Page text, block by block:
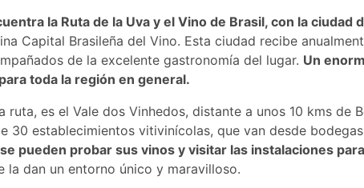
la Ruta de la Uva y el Vino de Brasil, con la ciudad
Capital Brasileña del Vino. Esta ciudad recibe
de la excelente gastronomía del lugar. Un
toda la región en general.
es el Vale dos Vinhedos, distante a unos 10 kms de
30 establecimientos vitivinícolas, que van desde
pueden probar sus vinos y visitar las instalaciones
dan un entorno único y maravilloso.